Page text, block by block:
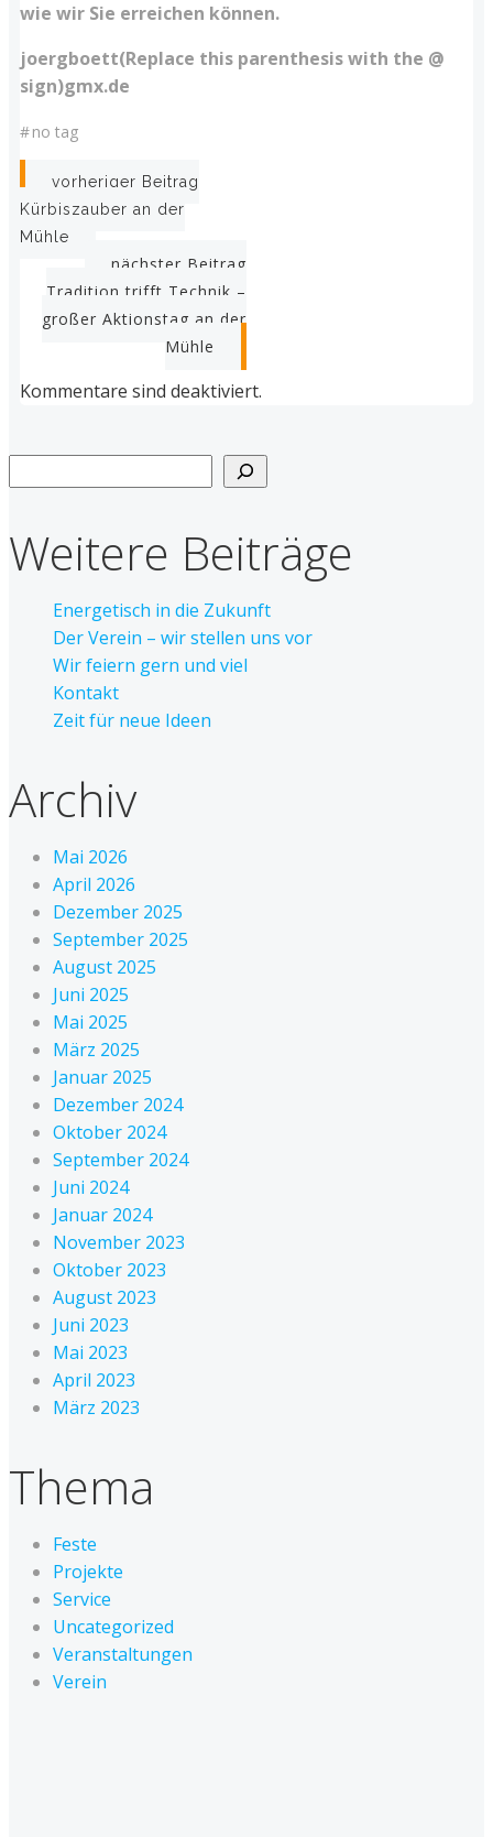
wie wir Sie erreichen können.
joergboett(Replace this parenthesis with the @
sign)gmx.de
#no tag
Post
navigation
vorheriger Beitrag
Kürbiszauber an der
Mühle
Post
navigation
nächster Beitrag
Tradition trifft Technik –
großer Aktionstag an der
Mühle
Kommentare sind deaktiviert.
Weitere Beiträge
Energetisch in die Zukunft
Der Verein – wir stellen uns vor
Wir feiern gern und viel
Kontakt
Zeit für neue Ideen
Archiv
Mai 2026
April 2026
Dezember 2025
September 2025
August 2025
Juni 2025
Mai 2025
März 2025
Januar 2025
Dezember 2024
Oktober 2024
September 2024
Juni 2024
Januar 2024
November 2023
Oktober 2023
August 2023
Juni 2023
Mai 2023
April 2023
März 2023
Thema
Feste
Projekte
Service
Uncategorized
Veranstaltungen
Verein